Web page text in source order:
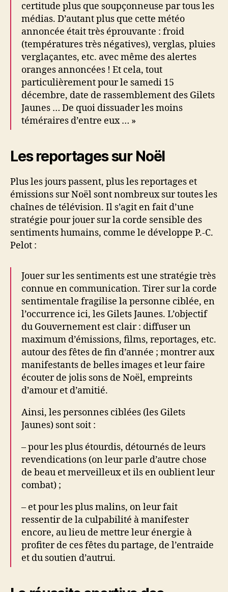
certitude plus que soupçonneuse par tous les
médias. D’autant plus que cette météo
annoncée était très éprouvante : froid
(températures très négatives), verglas, pluies
verglaçantes, etc. avec même des alertes
oranges annoncées ! Et cela, tout
particulièrement pour le samedi 15
décembre, date de rassemblement des Gilets
Jaunes … De quoi dissuader les moins
téméraires d’entre eux … »
Les reportages sur Noël
Plus les jours passent, plus les reportages et
émissions sur Noël sont nombreux sur toutes les
chaînes de télévision. Il s’agit en fait d’une
stratégie pour jouer sur la corde sensible des
sentiments humains, comme le développe P.-C.
Pelot :
Jouer sur les sentiments est une stratégie très
connue en communication. Tirer sur la corde
sentimentale fragilise la personne ciblée, en
l’occurrence ici, les Gilets Jaunes. L’objectif
du Gouvernement est clair : diffuser un
maximum d’émissions, films, reportages, etc.
autour des fêtes de fin d’année ; montrer aux
manifestants de belles images et leur faire
écouter de jolis sons de Noël, empreints
d’amour et d’amitié.
Ainsi, les personnes ciblées (les Gilets
Jaunes) sont soit :
– pour les plus étourdis, détournés de leurs
revendications (on leur parle d’autre chose
de beau et merveilleux et ils en oublient leur
combat) ;
– et pour les plus malins, on leur fait
ressentir de la culpabilité à manifester
encore, au lieu de mettre leur énergie à
profiter de ces fêtes du partage, de l’entraide
et du soutien d’autrui.